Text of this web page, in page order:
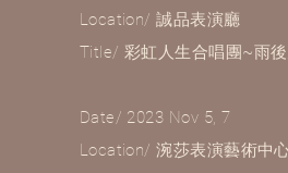
Location/ 誠品表演廳
Title/ 彩虹人生合唱團~雨
Date/ 2023 Nov 5, 7
Location/ 涴莎表演藝術中